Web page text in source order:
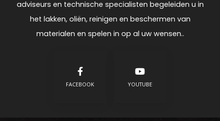
adviseurs en technische specialisten begeleiden u in
het lakken, oliën, reinigen en beschermen van
materialen en spelen in op al uw wensen..
FACEBOOK YOUTUBE